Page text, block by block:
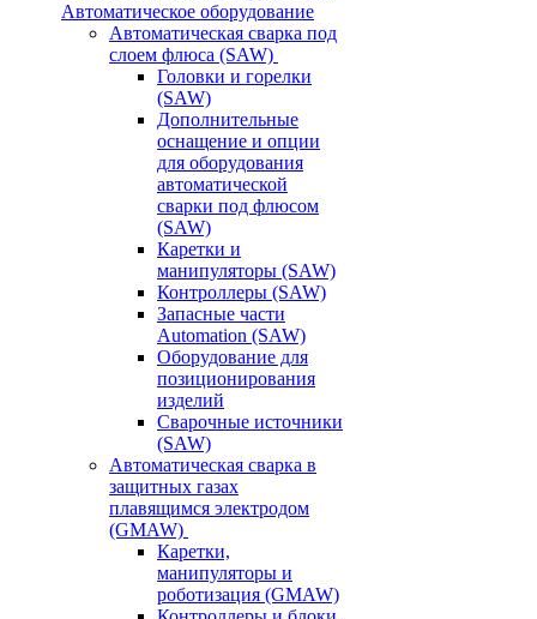
Автоматическое оборудование
Автоматическая сварка под
слоем флюса (SAW)
Головки и горелки
(SAW)
Дополнительные
оснащение и опции
для оборудования
автоматической
сварки под флюсом
(SAW)
Каретки и
манипуляторы (SAW)
Контроллеры (SAW)
Запасные части
Automation (SAW)
Оборудование для
позиционирования
изделий
Сварочные источники
(SAW)
Автоматическая сварка в
защитных газах
плавящимся электродом
(GMAW)
Каретки,
манипуляторы и
роботизация (GMAW)